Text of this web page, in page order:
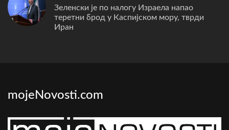
Зеленски је по налогу Израела напао
теретни брод у Каспијском мору, тврди
Иран
mojeNovosti.com